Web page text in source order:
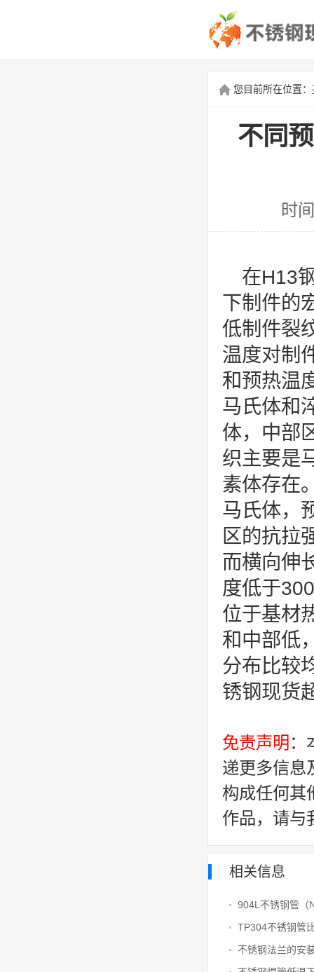
您目前所在位置：
不同
时
在H13
下制件的
低制件裂
温度对制
和预热温
马氏体和
体，中部
织主要是
素体存在
马氏体，
区的抗拉
而横向伸
度低于
位于基材
和中部低
分布比较
锈钢现货
免责声明 ：
递更多信息
构成任何其
作品，请与
相关信息
TP304不锈钢管
不锈钢法兰的安